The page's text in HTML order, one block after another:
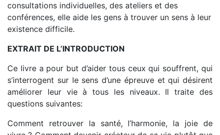
consultations individuelles, des ateliers et des
conférences, elle aide les gens à trouver un sens à leur
existence difficile.
EXTRAIT DE L’INTRODUCTION
Ce livre a pour but d’aider tous ceux qui souffrent, qui
s’interrogent sur le sens d’une épreuve et qui désirent
améliorer leur vie à tous les niveaux. Il traite des
questions suivantes:
Comment retrouver la santé, l’harmonie, la joie de